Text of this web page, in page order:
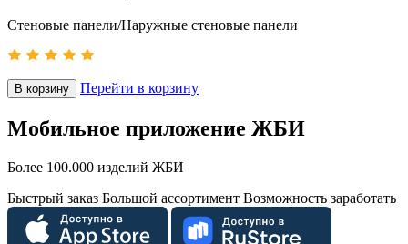
Стеновые панели/Наружные стеновые панели
В корзину Перейти в корзину
Мобильное приложение ЖБИ
Более 100.000 изделий ЖБИ
Быстрый заказ Большой ассортимент Возможность заработать